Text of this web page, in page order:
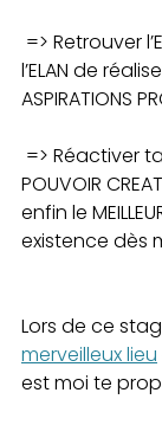
l’ELAN de
ASPIRATIONS
POUVOIR
enfin le
existence dès
Lors de ce
merveilleux lieu
est moi te